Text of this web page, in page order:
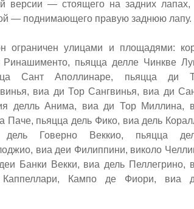
версии — стоящего на задних лапах,
— поднимающего правую заднюю лапу.
ограничен улицами и площадями:
Ринашименто, пьяцца делле Чинкве
Сант Аполлинаре, пьяцца ди
виа ди Тор Сангвинья, виа ди
делль Анима, виа ди Тор Миллина,
Паче, пьяцца дель Фико, виа дель
дель Говерно Веккио, пьяцца
виа деи Филиппини, виколо
Банки Векки, виа дель Пеллегрино,
Кампо де Фиори, виа